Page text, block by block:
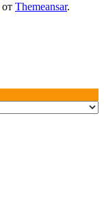
от Themeansar.